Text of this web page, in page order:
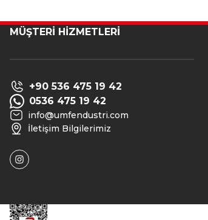
MÜŞTERİ HİZMETLERİ
+90 536 475 19 42
0536 475 19 42
info@umfendustri.com
İletişim Bilgilerimiz